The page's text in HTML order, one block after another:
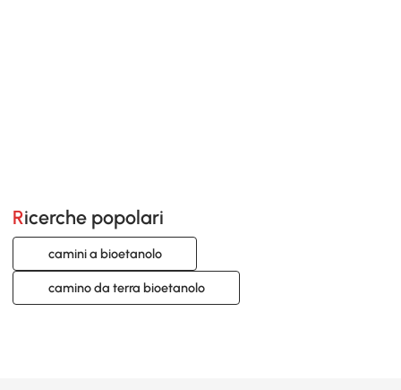
Ricerche popolari
camini a bioetanolo
camino da terra bioetanolo